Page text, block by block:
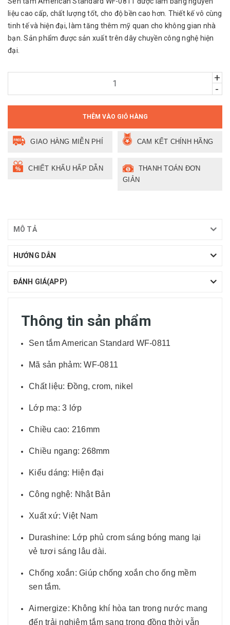
liệu cao cấp, chất lượng tốt, cho độ bền cao hơn. Thiết kế vô cùng
tinh tế và hiện đại, làm tăng thêm mỹ quan cho không gian nhà
bạn. Sản phẩm được sản xuất trên dây chuyền công nghệ hiện
đại.
+
-
THÊM VÀO GIỎ HÀNG
GIAO HÀNG MIỄN PHÍ CAM KẾT CHÍNH HÃNG
CHIẾT KHẤU HẤP DẪN
THANH TOÁN ĐƠN
GIẢN
MÔ TẢ
HƯỚNG DẪN
ĐÁNH GIÁ(APP)
Thông tin sản phẩm
Sen tắm American Standard WF-0811
Mã sản phảm: WF-0811
Chất liệu: Đồng, crom, nikel
Lớp mạ: 3 lớp
Chiều cao: 216mm
Chiều ngang: 268mm
Kiểu dáng: Hiện đại
Công nghệ: Nhật Bản
Xuất xứ: Việt Nam
Durashine: Lớp phủ crom sáng bóng mang lại
vẻ tươi sáng lâu dài.
Chống xoắn: Giúp chống xoắn cho ống mềm
sen tắm.
Airnergize: Không khí hòa tan trong nước mang
đến trải nghiệm tắm sang trọng đồng thời vẫn